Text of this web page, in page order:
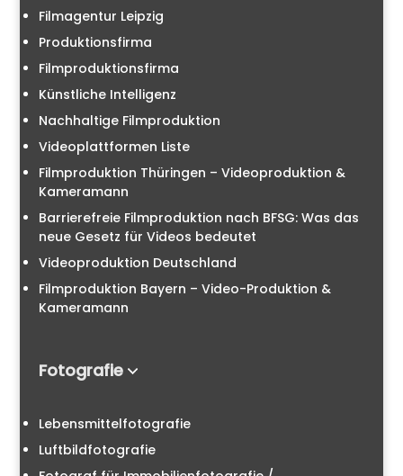
Filmagentur Leipzig
Produktionsfirma
Filmproduktionsfirma
Künstliche Intelligenz
Nachhaltige Filmproduktion
Videoplattformen Liste
Filmproduktion Thüringen – Videoproduktion &
Kameramann
Barrierefreie Filmproduktion nach BFSG: Was das
neue Gesetz für Videos bedeutet
Videoproduktion Deutschland
Filmproduktion Bayern – Video-Produktion &
Kameramann
Fotografie
Lebensmittelfotografie
Luftbildfotografie